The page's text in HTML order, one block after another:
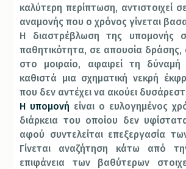
καλύτερη περίπτωση, αντιστοιχεί
αναμονής που ο χρόνος γίνεται
Η διαστρέβλωση της υπομονής
παθητικότητα, σε απουσία
στο μοιραίο, αφαιρεί τη
καθιστά μια σχηματική νεκρή
που δεν αντέχει να ακούει
Η υπομονή είναι ο ευλογημένος
διάρκεια του οποίου δεν
αφού συντελείται επεξεργασία
Γίνεται αναζήτηση κάτω από
επιφάνεια των βαθύτερων